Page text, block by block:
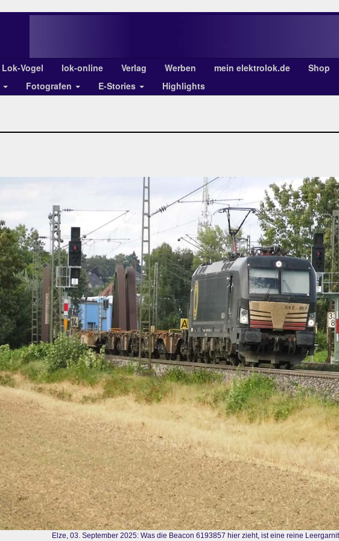
Lok-Vogel lok-online Verlag Werben mein elektrolok.de
Shop
Fotografen E-Stories Highlights
Elze, 03. September 2025: Was die Beacon 6193857 hier zieht, ist eine reine